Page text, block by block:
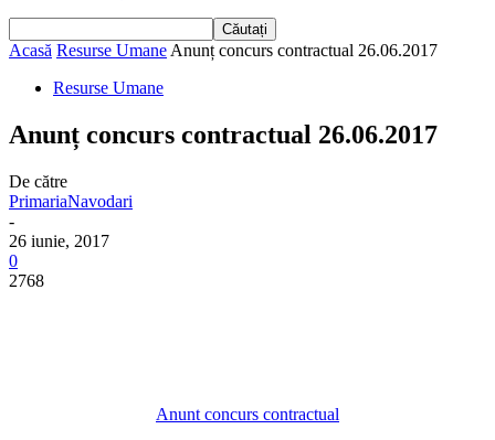
Acasă Resurse Umane Anunț concurs contractual 26.06.2017
Resurse Umane
Anunț concurs contractual 26.06.2017
De către
PrimariaNavodari
-
26 iunie, 2017
0
2768
Anunt concurs contractual